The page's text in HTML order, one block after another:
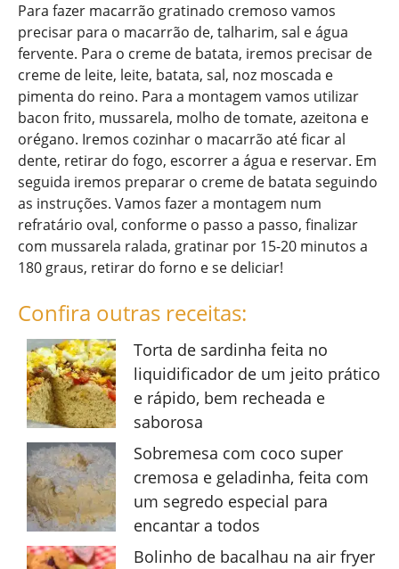
Para fazer macarrão gratinado cremoso vamos
precisar para o macarrão de, talharim, sal e água
fervente. Para o creme de batata, iremos precisar de
creme de leite, leite, batata, sal, noz moscada e
pimenta do reino. Para a montagem vamos utilizar
bacon frito, mussarela, molho de tomate, azeitona e
orégano. Iremos cozinhar o macarrão até ficar al
dente, retirar do fogo, escorrer a água e reservar. Em
seguida iremos preparar o creme de batata seguindo
as instruções. Vamos fazer a montagem num
refratário oval, conforme o passo a passo, finalizar
com mussarela ralada, gratinar por 15-20 minutos a
180 graus, retirar do forno e se deliciar!
Confira outras receitas:
Torta de sardinha feita no
liquidificador de um jeito prático
e rápido, bem recheada e
saborosa
Sobremesa com coco super
cremosa e geladinha, feita com
um segredo especial para
encantar a todos
Bolinho de bacalhau na air fryer